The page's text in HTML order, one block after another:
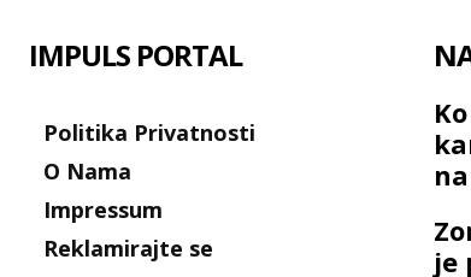
IMPULS PORTAL
Politika Privatnosti
O Nama
Impressum
Reklamirajte se
je